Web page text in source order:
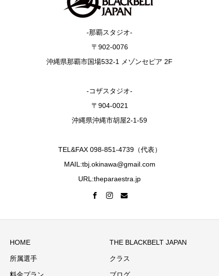
-那覇スタジオ-
〒902-0076
沖縄県那覇市国場532-1 メゾンセピア 2F
-コザスタジオ-
〒904-0021
沖縄県沖縄市胡屋2-1-59
TEL&FAX 098-851-4739（代表）
MAIL:tbj.okinawa@gmail.com
URL:theparaestra.jp
HOME THE BLACKBELT JAPAN
所属選手 クラス